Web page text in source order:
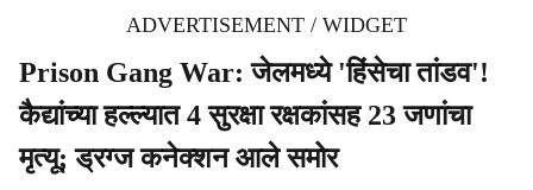
ADVERTISEMENT / WIDGET
Prison Gang War: जेलमध्ये 'हिंसेचा तांडव'!
कैद्यांच्या हल्ल्यात 4 सुरक्षा रक्षकांसह 23 जणांचा
मृत्यू; ड्रग्ज कनेक्शन आले समोर